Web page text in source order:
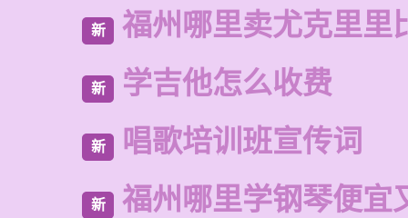
新 福州哪里卖尤克里里
新 学吉他怎么收费
新 唱歌培训班宣传词
新 福州哪里学钢琴便宜